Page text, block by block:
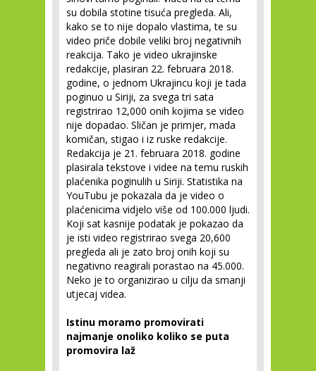
su dobila stotine tisuća pregleda. Ali,
kako se to nije dopalo vlastima, te su
video priče dobile veliki broj negativnih
reakcija. Tako je video ukrajinske
redakcije, plasiran 22. februara 2018.
godine, o jednom Ukrajincu koji je tada
poginuo u Siriji, za svega tri sata
registrirao 12,000 onih kojima se video
nije dopadao. Sličan je primjer, mada
komičan, stigao i iz ruske redakcije.
Redakcija je 21. februara 2018. godine
plasirala tekstove i videe na temu ruskih
plaćenika poginulih u Siriji. Statistika na
YouTubu je pokazala da je video o
plaćenicima vidjelo više od 100.000 ljudi.
Koji sat kasnije podatak je pokazao da
je isti video registrirao svega 20,600
pregleda ali je zato broj onih koji su
negativno reagirali porastao na 45.000.
Neko je to organizirao u cilju da smanji
utjecaj videa.
Istinu moramo promovirati
najmanje onoliko koliko se puta
promovira laž